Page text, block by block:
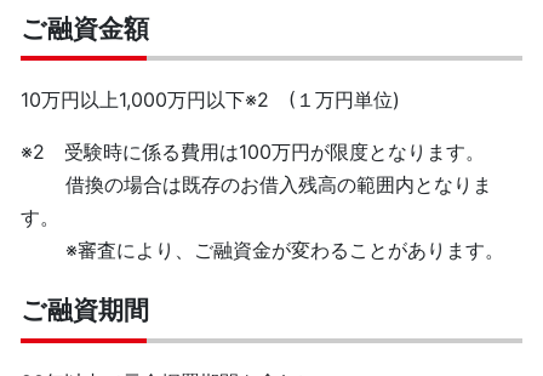
ご融資金額
10万円以上1,000万円以下※2 (１万円単位)
※2 受験時に係る費用は100万円が限度となります。
借換の場合は既存のお借入残高の範囲内となりま
す。
※審査により、ご融資金が変わることがあります。
ご融資期間